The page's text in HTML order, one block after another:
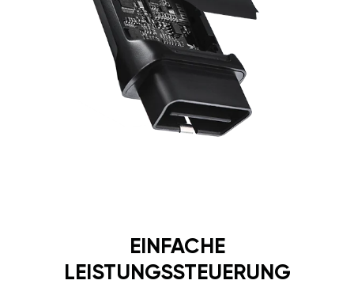
EINFACHE
LEISTUNGSSTEUERUNG